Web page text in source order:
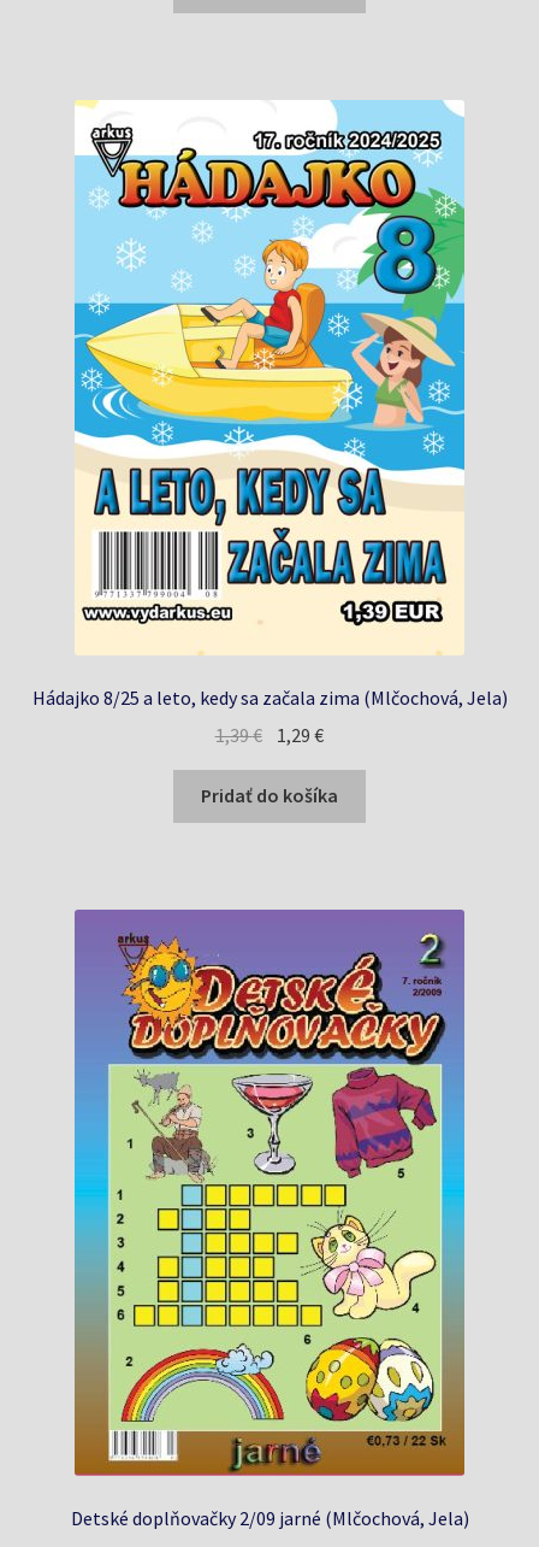
0,99 €. 0,94 €.
Hádajko 8/25 a leto, kedy sa začala zima (Mlčochová, Jela)
1,39€ Pôvodná
bola:
1,39 €.
1,29€Aktuálna
je:
1,29 €.
Pridať do košíka
Detské doplňovačky 2/09 jarné (Mlčochová, Jela)